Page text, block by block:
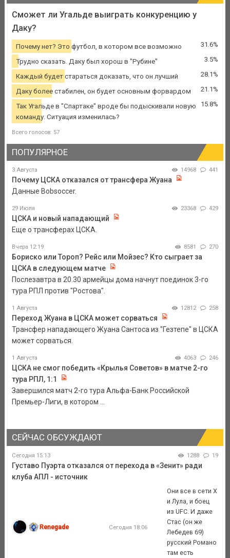
Сможет ли Угальде выиграть конкуренцию у
Даку?
Почему нет? Это футбол, в котором все возможно 31.6%
Трудно сказать. Даку был хорош в "Рубине" 3.5%
Каждый будет стараться доказать, что он лучший 28.1%
Даку более стабилен, он будет основным форвардом 21.1%
Так Угальде в "Спартаке" вроде бы подыскивали новую
команду. Ситуация изменилась?
15.8%
Всего голосов: 57
ПОПУЛЯРНОЕ
3 Августа 14968 441
Почему ЦСКА отказался от трансфера Жуана
Данные Bobsoccer.
29 Июля 23368 429
ЦСКА и новый нападающий
Еще о трансферах ЦСКА.
Вчера 12:19 8581 270
Бориско или Тороп? Рейс или Мойзес? Кто сыграет за
ЦСКА в следующем матче
Послезавтра в 20.30 армейцы дома начнут поединок 3-го
тура РПЛ против "Ростова".
1 Августа 12812 258
Переход Жуана в ЦСКА может сорваться
Трансфер нападающего Жуана Сантоса из "Гезтепе" в ЦСКА
может сорваться.
1 Августа 4063 246
ЦСКА не смог победить «Крылья Советов» в матче 2-го
тура РПЛ, 1:1
Завершился матч 2-го тура Альфа-Банк Российской
Премьер-Лиги, в котором ...
СЕЙЧАС ОБСУЖДАЮТ
Сегодня 15:13 1288 19
Густаво Пуэрта отказался от перехода в «Зенит» ради
клуба АПЛ - источник
Renegade Сегодня 18:06
Они все в сети X
и Лула, и боец
из UFC. И даже
Стас (он же
Лебедев 69)
русский Романо
там есть